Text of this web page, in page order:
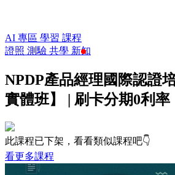
AI 專區 學習 課程
證照 測驗 共學 新知
NPDP產品經理國際認證
實體班】 | 刷卡分期0利率
此課程已下架，看看類似課程吧👇
看更多課程